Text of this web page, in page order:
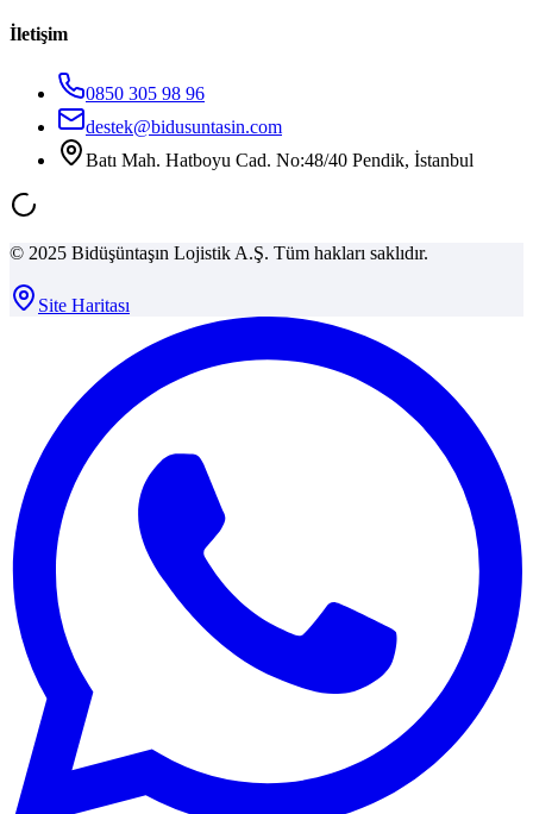
İletişim
0850 305 98 96
destek@bidusuntasin.com
Batı Mah. Hatboyu Cad. No:48/40 Pendik, İstanbul
© 2025 Bidüşüntaşın Lojistik A.Ş. Tüm hakları saklıdır.
Site Haritası